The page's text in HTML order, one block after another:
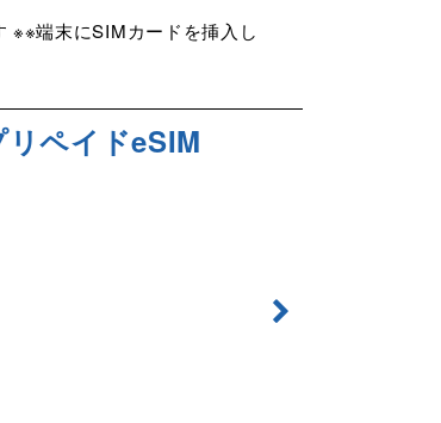
※※端末にSIMカードを挿入し
ペイドeSIM